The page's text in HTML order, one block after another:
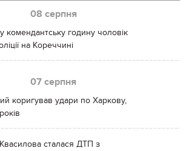
08 серпня
комендантську годину чоловік
на Кореччині
07 серпня
коригував удари по Харкову,
сталася ДТП з